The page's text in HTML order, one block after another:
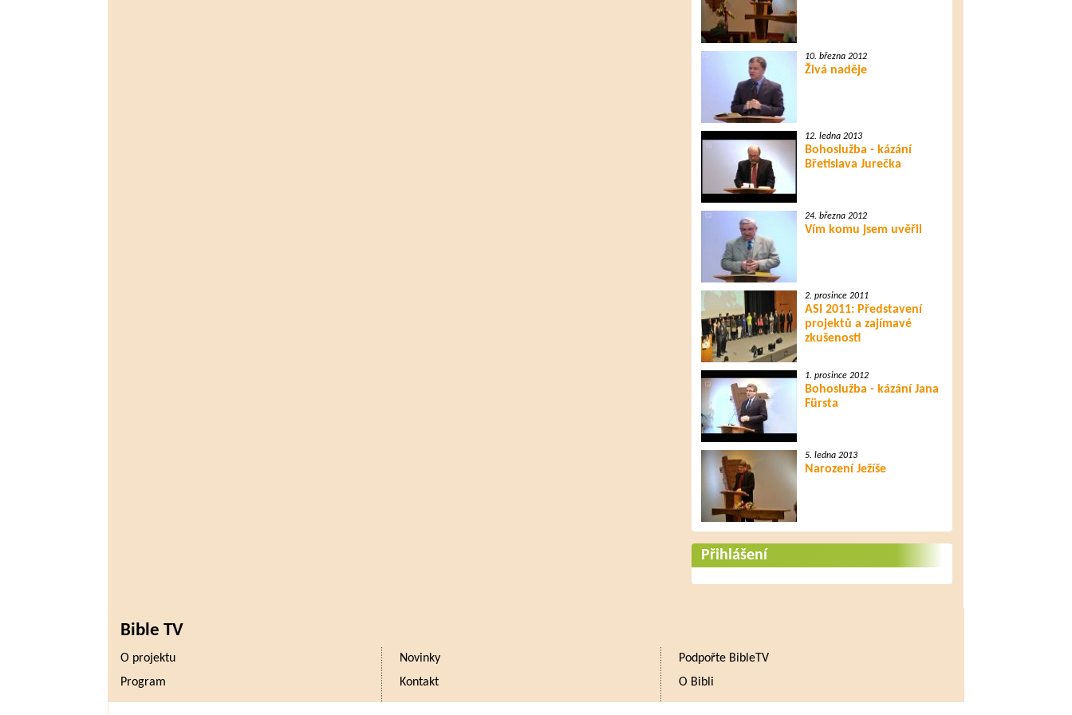
10. března 2012
Živá naděje
12. ledna 2013
Bohoslužba - kázání
Břetislava Jurečka
24. března 2012
Vím komu jsem uvěřil
2. prosince 2011
ASI 2011: Představení
projektů a zajímavé
zkušenosti
1. prosince 2012
Bohoslužba - kázání Jana
Fürsta
5. ledna 2013
Narození Ježíše
Přihlášení
Bible TV
O projektu Novinky
Podpořte BibleTV
Program
Kontakt O Bibli